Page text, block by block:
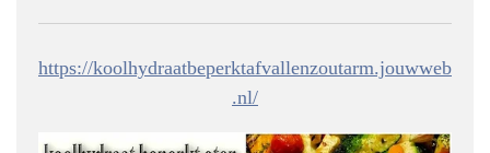
https://koolhydraatbeperktafvallenzoutarm.jouwweb
.nl/